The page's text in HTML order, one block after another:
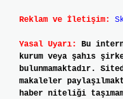
Reklam ve İletişim:
Yasal Uyarı:
Bu
kurum veya şahıs
bulunmamaktadır.
makaleler
haber niteliği